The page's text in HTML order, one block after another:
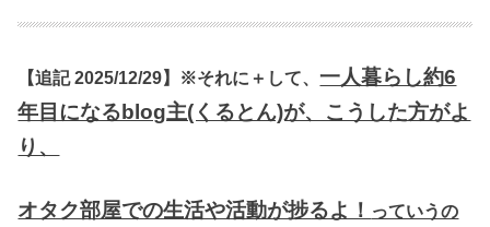
【追記 2025/12/29】※それに＋して、一人暮らし約6
年目になるblog主(くるとん)が、こうした方がよ
り、
オタク部屋での生活や活動が捗るよ！ っていうの